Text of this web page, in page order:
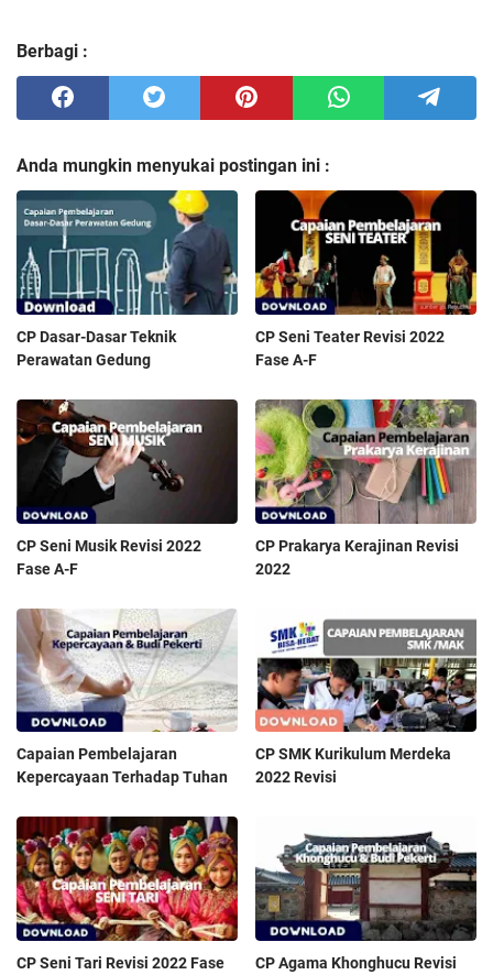
Berbagi :
Anda mungkin menyukai postingan ini :
CP Dasar-Dasar Teknik
Perawatan Gedung
CP Seni Teater Revisi 2022
Fase A-F
CP Seni Musik Revisi 2022
Fase A-F
CP Prakarya Kerajinan Revisi
2022
Capaian Pembelajaran
Kepercayaan Terhadap Tuhan
CP SMK Kurikulum Merdeka
2022 Revisi
CP Seni Tari Revisi 2022 Fase
CP Agama Khonghucu Revisi